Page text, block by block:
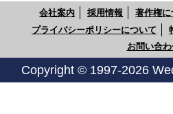
会社案内 採用情報 著作権に
プライバシーポリシーについて
お問い合
Copyright © 1997-2026